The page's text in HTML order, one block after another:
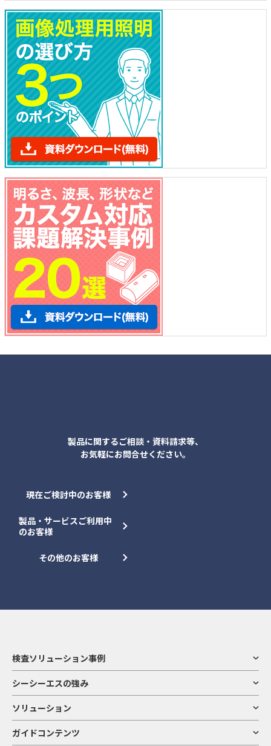
製品に関するご相談・資料請求等、
お気軽にお問合せください。
現在ご検討中のお客様
製品・サービスご利用中
のお客様
その他のお客様
検査ソリューション事例
シーシーエスの強み
ソリューション
ガイドコンテンツ